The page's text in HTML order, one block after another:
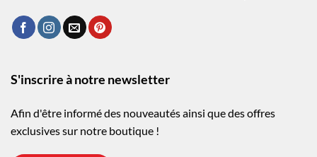
S'inscrire à notre newsletter
Afin d'être informé des nouveautés ainsi que des offres
exclusives sur notre boutique !